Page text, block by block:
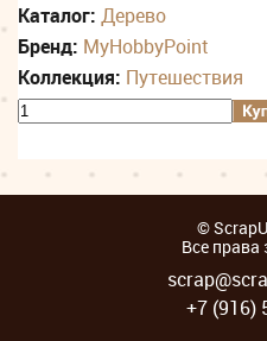
Каталог: Дерево
Бренд: MyHobbyPoint
Коллекция: Путешествия
©
Все
+7 (916)